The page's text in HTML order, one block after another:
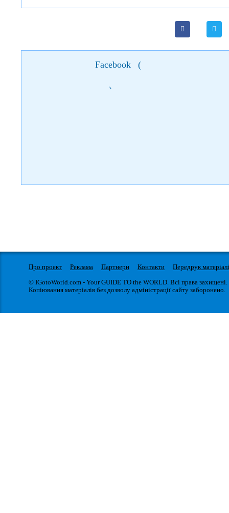
Facebook (
)
Про проект Реклама Партнери Контакти
Передрук
© IGotoWorld.com - Your GUIDE TO the WORLD. Всі права захищені.
Копіювання матеріалів без дозволу адміністрації сайту заборонено.